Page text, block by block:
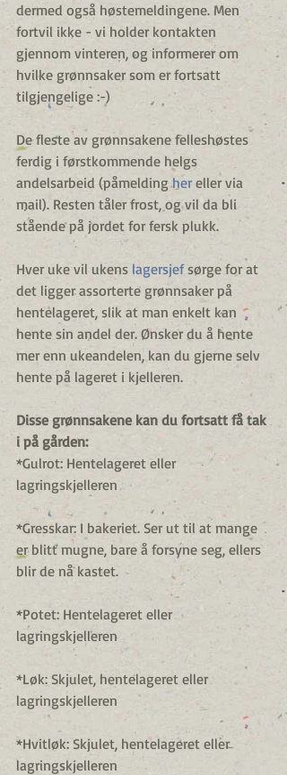
dermed også høstemeldingene. Men
fortvil ikke - vi holder kontakten
gjennom vinteren, og informerer om
hvilke grønnsaker som er fortsatt
tilgjengelige :-)
De fleste av grønnsakene felleshøstes
ferdig i førstkommende helgs
andelsarbeid (påmelding her eller via
mail). Resten tåler frost, og vil da bli
stående på jordet for fersk plukk.
Hver uke vil ukens lagersjef sørge for at
det ligger assorterte grønnsaker på
hentelageret, slik at man enkelt kan
hente sin andel der. Ønsker du å hente
mer enn ukeandelen, kan du gjerne selv
hente på lageret i kjelleren.
Disse grønnsakene kan du fortsatt få tak
i på gården:
*Gulrot: Hentelageret eller
lagringskjelleren
*Gresskar: I bakeriet. Ser ut til at mange
er blitt mugne, bare å forsyne seg, ellers
blir de nå kastet.
*Potet: Hentelageret eller
lagringskjelleren
*Løk: Skjulet, hentelageret eller
lagringskjelleren
*Hvitløk: Skjulet, hentelageret eller
lagringskjelleren